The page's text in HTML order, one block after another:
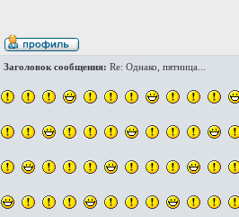
Заголовок сообщения: Re: Однако, пятница...